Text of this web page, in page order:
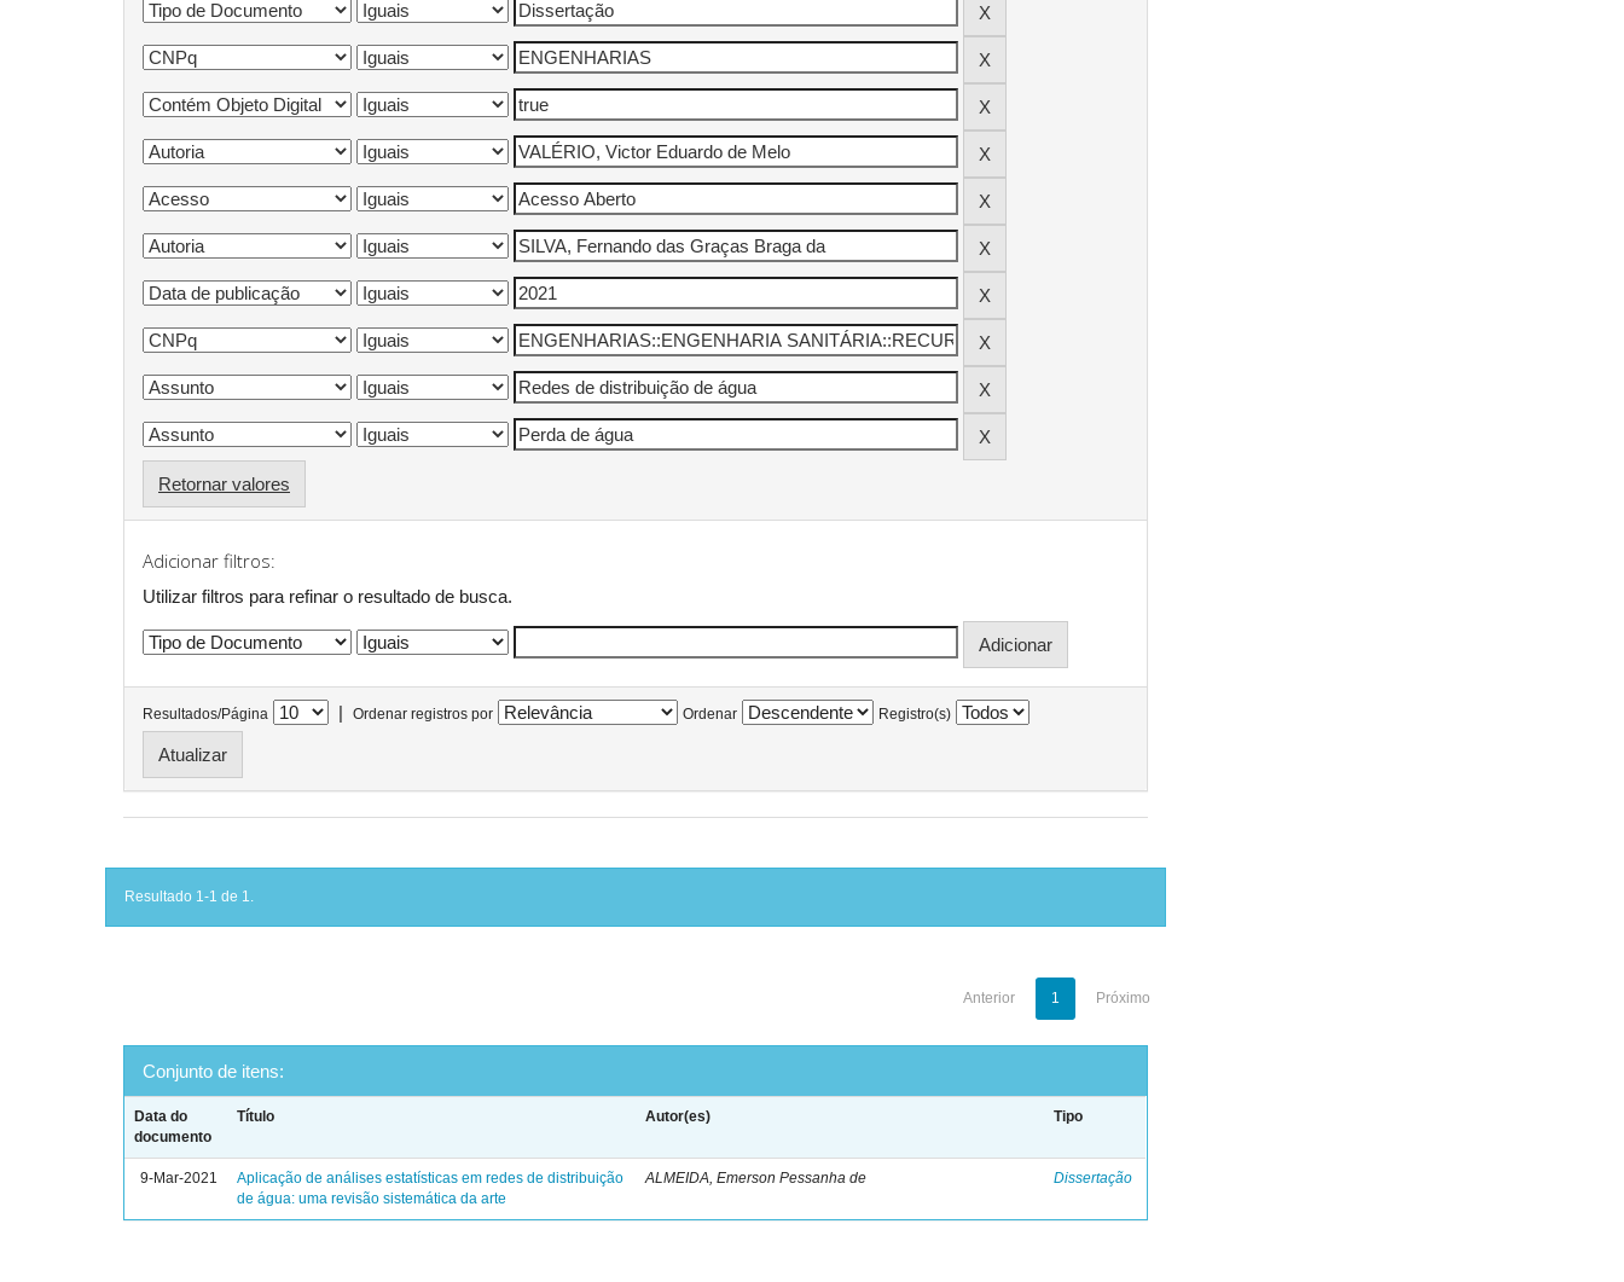
Retornar valores
Adicionar filtros:
Utilizar filtros para refinar o resultado de busca.
Resultados/Página | Ordenar registros por Ordenar Registro(s)
Resultado 1-1 de 1.
Anterior 1 Próximo
Conjunto de itens:
Data do
documento
Título Autor(es) Tipo
9-Mar-2021
Aplicação de análises estatísticas em redes de distribuição
de água: uma revisão sistemática da arte
ALMEIDA, Emerson Pessanha de Dissertação